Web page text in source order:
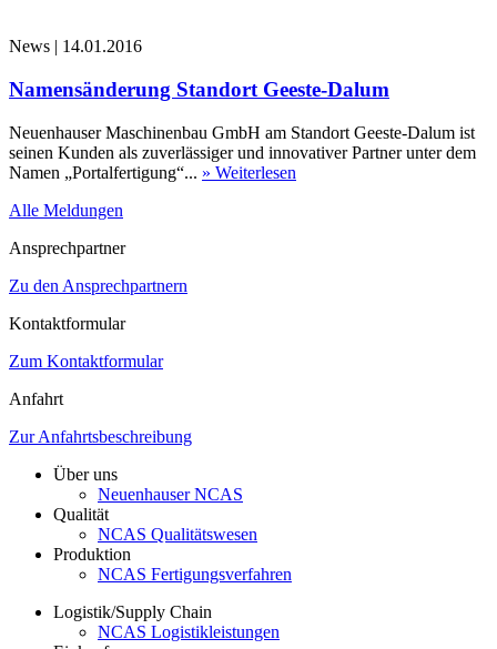
News | 14.01.2016
Namensänderung Standort Geeste-Dalum
Neuenhauser Maschinenbau GmbH am Standort Geeste-Dalum ist
seinen Kunden als zuverlässiger und innovativer Partner unter dem
Namen „Portalfertigung“... » Weiterlesen
Alle Meldungen
Ansprechpartner
Zu den Ansprechpartnern
Kontaktformular
Zum Kontaktformular
Anfahrt
Zur Anfahrtsbeschreibung
Über uns
Neuenhauser NCAS
Qualität
NCAS Qualitätswesen
Produktion
NCAS Fertigungsverfahren
Logistik/Supply Chain
NCAS Logistikleistungen